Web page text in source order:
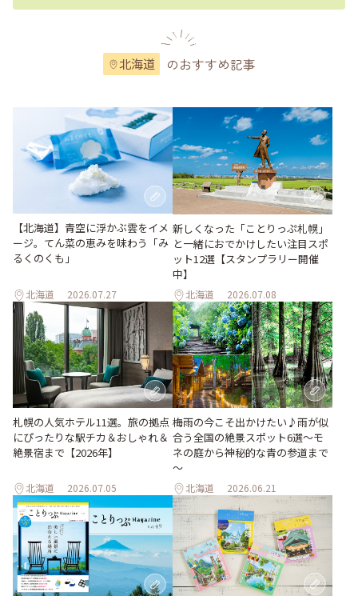
北海道 のおすすめ記事
【北海道】青空に浮かぶ雲をイメ
ージ。てん菜の恵みを味わう「み
るくのくも」
北海道 2026.07.27
新しくなった「ことりっぷ札幌」
と一緒におでかけしたい注目スポ
ット12選【スタンプラリー開催
中】
北海道 2026.07.08
札幌の人気ホテル11選。旅の拠点
にぴったりな駅チカ＆おしゃれ＆
絶景宿まで【2026年】
北海道 2026.07.05
梅雨の今こそ出かけたい♪雨が似
合う全国の絶景スポット6選～モ
ネの庭から神秘的な青の参道まで
～
北海道 2026.06.21